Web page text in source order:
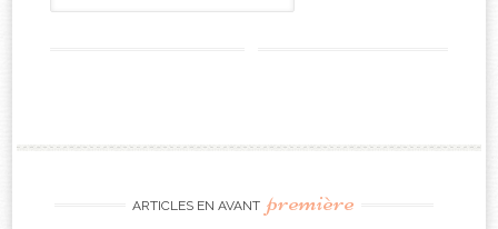
ARTICLES EN AVANT première